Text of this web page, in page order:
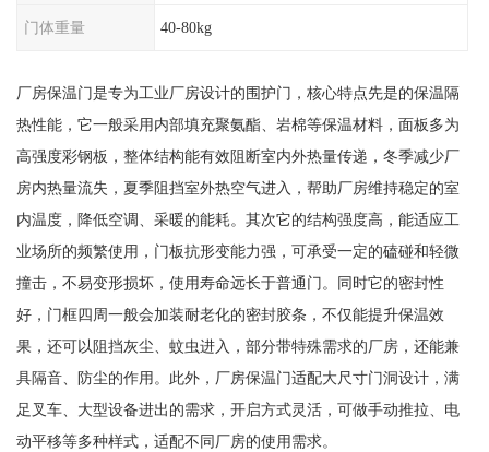
门体重量 40-80kg
厂房保温门是专为工业厂房设计的围护门，核心特点先是的保温隔
热性能，它一般采用内部填充聚氨酯、岩棉等保温材料，面板多为
高强度彩钢板，整体结构能有效阻断室内外热量传递，冬季减少厂
房内热量流失，夏季阻挡室外热空气进入，帮助厂房维持稳定的室
内温度，降低空调、采暖的能耗。其次它的结构强度高，能适应工
业场所的频繁使用，门板抗形变能力强，可承受一定的磕碰和轻微
撞击，不易变形损坏，使用寿命远长于普通门。同时它的密封性
好，门框四周一般会加装耐老化的密封胶条，不仅能提升保温效
果，还可以阻挡灰尘、蚊虫进入，部分带特殊需求的厂房，还能兼
具隔音、防尘的作用。此外，厂房保温门适配大尺寸门洞设计，满
足叉车、大型设备进出的需求，开启方式灵活，可做手动推拉、电
动平移等多种样式，适配不同厂房的使用需求。